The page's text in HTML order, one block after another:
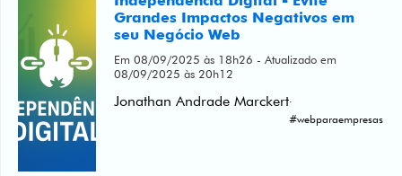
Grandes Impactos Negativos em
seu Negócio Web
Em 08/09/2025 às 18h26 - Atualizado em
08/09/2025 às 20h12
Jonathan Andrade Marckert·
#webparaempresas